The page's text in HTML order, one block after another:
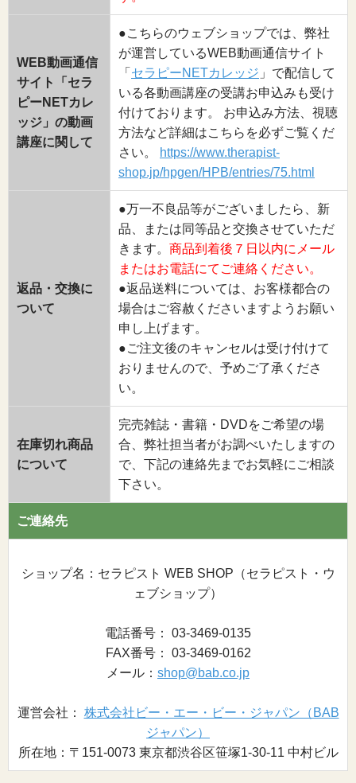
WEB動画通信
サイト「セラ
ピーNETカレ
ッジ」の動画
講座に関して
●こちらのウェブショップでは、弊社
が運営しているWEB動画通信サイト
「 セラピーNETカレッジ 」で配信して
いる各動画講座の受講お申込みも受け
付けております。 お申込み方法、視聴
方法など詳細はこちらを必ずご覧くだ
さい。
https://www.therapist-
shop.jp/hpgen/HPB/entries/75.html
返品・交換に
ついて
●万一不良品等がございましたら、新
品、または同等品と交換させていただ
きます。 商品到着後７日以内にメール
またはお電話にてご連絡ください。
●返品送料については、お客様都合の
場合はご容赦くださいますようお願い
申し上げます。
●ご注文後のキャンセルは受け付けて
おりませんので、予めご了承くださ
い。
在庫切れ商品
について
完売雑誌・書籍・DVDをご希望の場
合、弊社担当者がお調べいたしますの
で、下記の連絡先までお気軽にご相談
下さい。
ご連絡先
ショップ名：セラピスト WEB SHOP（セラピスト・ウ
ェブショップ）
電話番号： 03-3469-0135
FAX番号： 03-3469-0162
メール： shop@bab.co.jp
運営会社： 株式会社ビー・エー・ビー・ジャパン（BAB
ジャパン）
所在地：〒151-0073 東京都渋谷区笹塚1-30-11 中村ビル